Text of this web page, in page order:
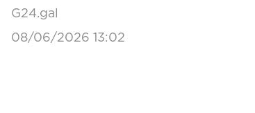
G24.gal
08/06/2026 13:02